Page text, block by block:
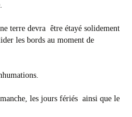
terre devra être étayé solidement
les bords au moment de
les jours fériés ainsi que le